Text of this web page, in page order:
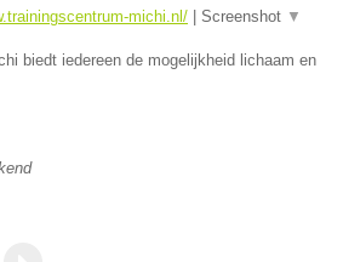
michi.nl/ | Screenshot ▼
biedt iedereen de mogelijkheid lichaam en